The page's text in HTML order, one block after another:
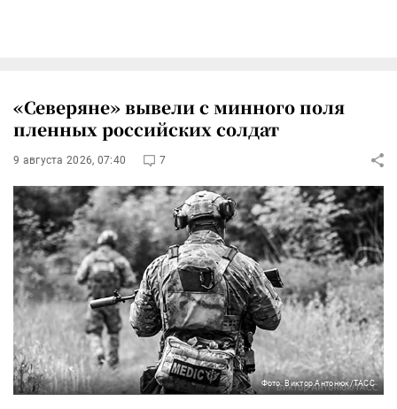
«Северяне» вывели с минного поля
пленных российских солдат
9 августа 2026, 07:40 7
Фото: Виктор Антонюк/ТАСС